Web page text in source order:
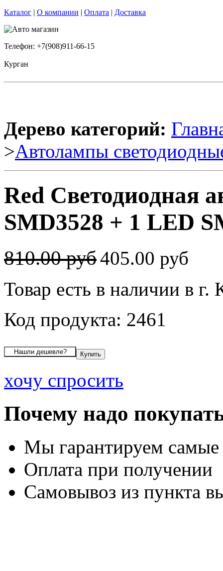
Каталог | О компании | Оплата | Доставка
Телефон: +7(908)911-66-15
Курган
Дерево категорий:
>Автолампы
Red Светодиодная
SMD3528 + 1 LED
810.00 руб405.00 руб
Товар есть в наличии в г.
Код продукта: 2461
хочу спросить
Почему надо
Мы гарантируем
Оплата при получении
Самовывоз из пункта